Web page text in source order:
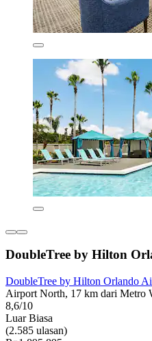
DoubleTree by Hilton
DoubleTree by Hilton Orlando
Airport North, 17 km dari Metro
8,6/10
Luar Biasa
(2.585 ulasan)